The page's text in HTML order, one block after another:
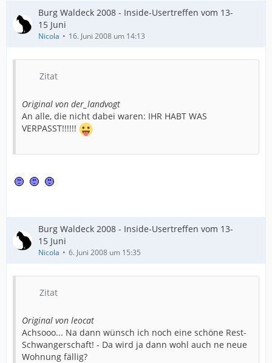
Burg Waldeck 2008 - Inside-Usertreffen vom 13-
15 Juni
Nicola 16. Juni 2008 um 14:13
Zitat
Original von der_landvogt
An alle, die nicht dabei waren: IHR HABT WAS
VERPASST!!!!!!
Burg Waldeck 2008 - Inside-Usertreffen vom 13-
15 Juni
Nicola 6. Juni 2008 um 15:35
Zitat
Original von leocat
Achsooo... Na dann wünsch ich noch eine schöne Rest-
Schwangerschaft! - Da wird ja dann wohl auch ne neue
Wohnung fällig?